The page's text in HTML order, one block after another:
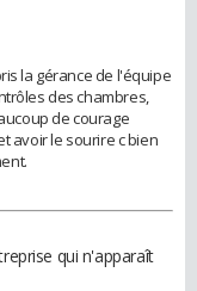
la gérance de l'équipe
des chambres,
de courage
avoir le sourire c bien
qui n'apparaît